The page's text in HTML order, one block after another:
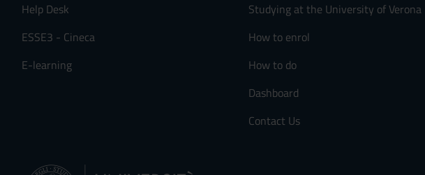
Help Desk
ESSE3 - Cineca
E-learning
Studying at the University of Verona
How to enrol
How to do
Dashboard
Contact Us